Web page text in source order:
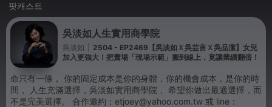
팟캐스트
吳淡如人生實用商學院
吳淡如
2504 - EP2469【吳淡如Ｘ吳芸言Ｘ吳品潔】女兒
加入更強大！把賣場「現場示範」搬到線上，竟讓業績翻倍！
命只有一條， 你的固定成本是你的身體，你的機會成本，是你的時
間， 人生充滿選擇，吳淡如實用商學院， 希望你做出最適選擇，而
不是完美選擇。 合作邀約：etjoey@yahoo.com.tw 或 line：